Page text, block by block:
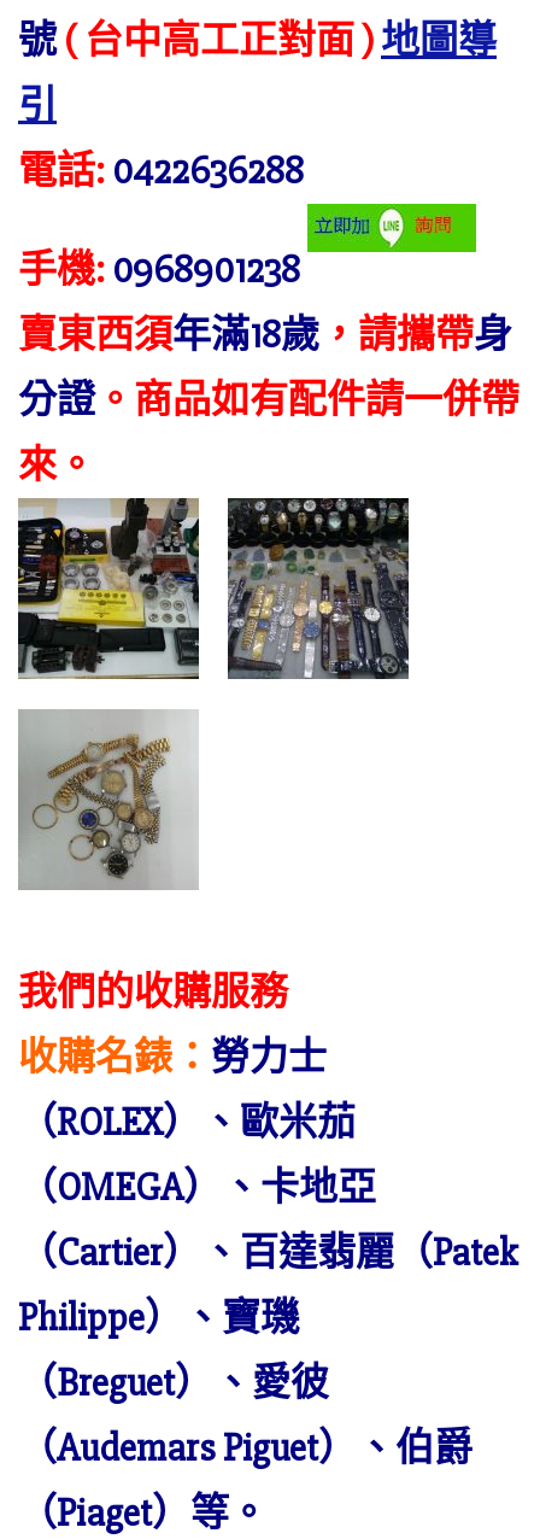
號( 台中高工正對面 )地圖導
引
電話: 0422636288
手機: 0968901238
賣東西須年滿18歲 ，請攜帶身
分證。商品如有配件請一併帶
來。
我們的收購服務
收購名錶： 勞力士
（ROLEX）、歐米茄
（OMEGA）、卡地亞
（Cartier）、百達翡麗（Patek
Philippe）、寶璣
（Breguet）、愛彼
（Audemars Piguet）、伯爵
（Piaget）等。